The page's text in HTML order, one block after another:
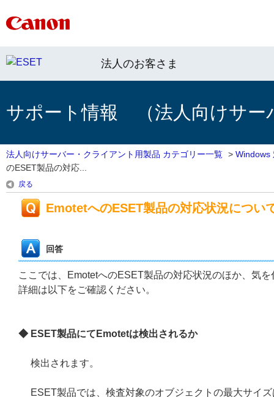
法人のお客さま
サポート情報 （法人向けサー
法人向けサーバー・クライアント用製品 カテゴリー一覧 > Windows
のESET製品の対応...
戻る
EmotetへのESET製品の対応状況につい
回答
ここでは、EmotetへのESET製品の対応状況のほか、気
詳細は以下をご確認ください。
◆ ESET製品にてEmotetは検出されるか
検出されます。
ESET製品では、検査対象のオブジェクトの最大サイ